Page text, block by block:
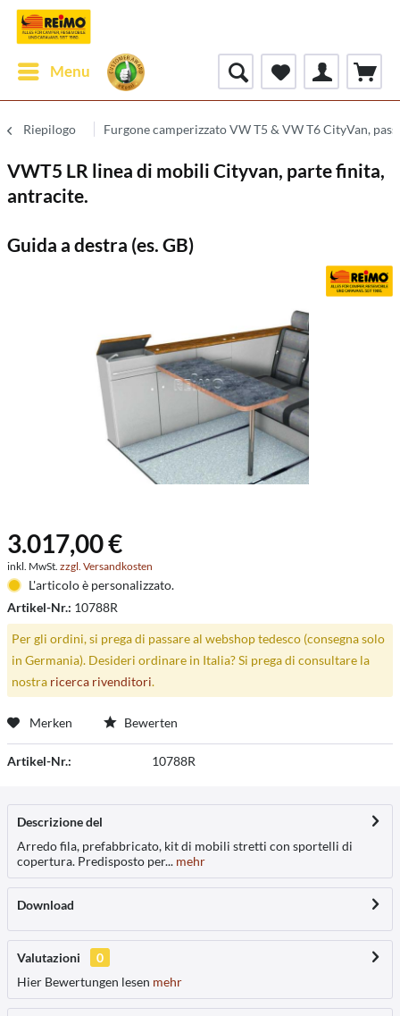
Menu
Riepilogo Furgone camperizzato VW T5 & VW T6 CityVan,
VWT5 LR linea di mobili Cityvan, parte finita,
antracite.
Guida a destra (es. GB)
3.017,00 €
inkl. MwSt. zzgl. Versandkosten
L'articolo è personalizzato.
Artikel-Nr.: 10788R
Per gli ordini, si prega di passare al webshop tedesco (consegna solo
in Germania). Desideri ordinare in Italia? Si prega di consultare la
nostra ricerca rivenditori.
Merken Bewerten
Artikel-Nr.: 10788R
Descrizione del
Arredo fila, prefabbricato, kit di mobili stretti con sportelli di
copertura. Predisposto per... mehr
Download
Valutazioni
0
Hier Bewertungen lesen mehr